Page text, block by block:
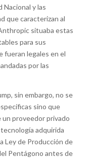
Nacional y las
que caracterizan al
situaba estas
para sus
fueran legales en el
por las
sin embargo, no se
sino que
un proveedor privado
adquirida
Ley de Producción de
Pentágono antes de